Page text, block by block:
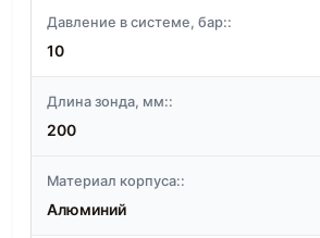
Давление в системе, бар::
10
Длина зонда, мм::
200
Материал корпуса::
Алюминий